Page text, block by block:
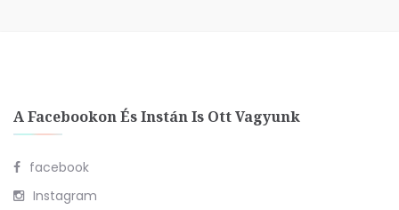
A Facebookon És Instán Is Ott Vagyunk
facebook
Instagram